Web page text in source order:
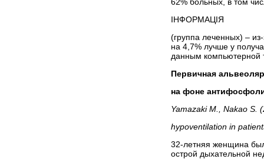
ІНФОРМАЦІЯ
(группа леченных) –
на 4,7% лучше у
данным компьютерной
Первичная
на фоне
Yamazaki M., Nakao S.
hypoventilation in
32-летняя женщина
острой дыхательной